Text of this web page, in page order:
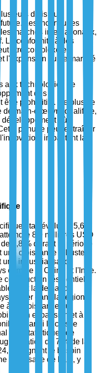
défis qui
Les incertitudes
marchés internationaux,
La conformité à des
être complexe et
l'expansion sur le marché
aux technologies de
des
être prohibitifs. De plus, le
de main-d'œuvre qualifiée,
développement où
pénurie peut entraîner
impactant la
était évalué à 5,6
8,9 milliards USD
4,8 % durant la période
une croissance robuste,
industrialisation
comme la Chine et l'Inde.
construction résidentielle
la demande
leader dans la région,
à la croissance du
en expansion et à
parmi la classe
des statistiques de
de 7 % de la
soulignant le besoin
et de salle de bain, y